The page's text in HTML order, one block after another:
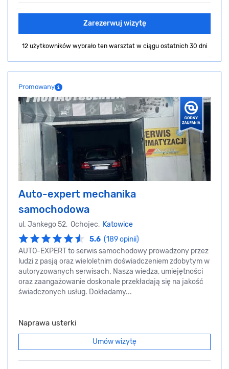
Zarezerwuj wizytę
12 użytkowników wybrało ten warsztat w ciągu ostatnich 30 dni
Promowany
Auto-expert mechanika
samochodowa
ul. Jankego 52, Ochojec, Katowice
5.6 (189 opinii)
AUTO-EXPERT to serwis samochodowy prowadzony przez
ludzi z pasją oraz wieloletnim doświadczeniem zdobytym w
autoryzowanych serwisach. Nasza wiedza, umiejętności
oraz zaangażowanie doskonale przekładają się na jakość
świadczonych usług. Dokładamy...
Naprawa usterki
Umów wizytę